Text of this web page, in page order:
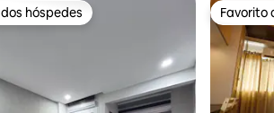
hóspedes
hóspedes Favorito
Favorito